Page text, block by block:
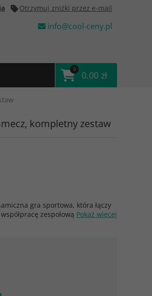
Otrzymuj zniżki przez e-mail
info@cool-ceny.pl
0
0.00 zł
kompletny zestaw
gra sportowa, która łączy
zespołową Pokaż więcej